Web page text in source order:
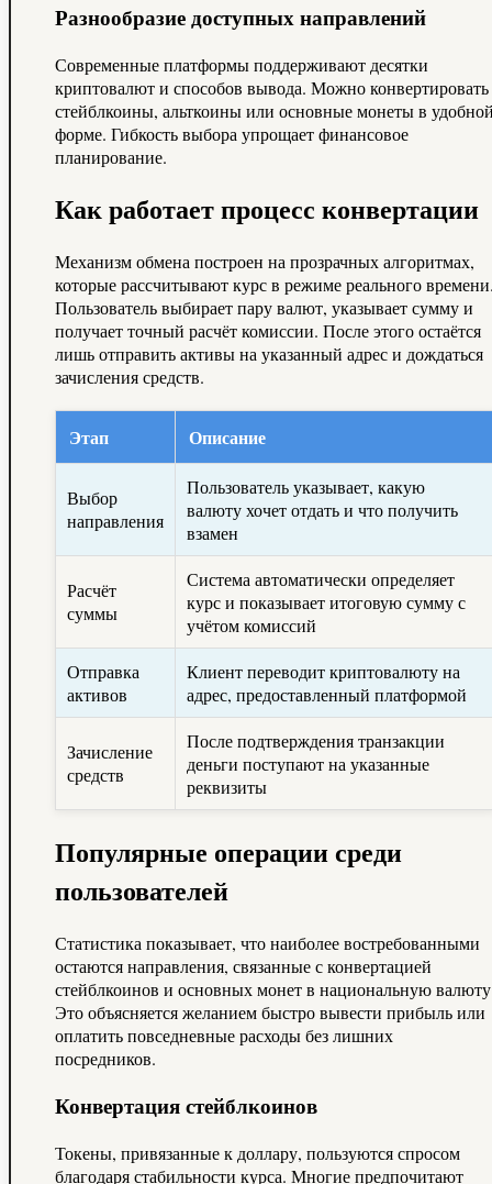
Разнообразие доступных направлений
Современные платформы поддерживают десятки
криптовалют и способов вывода. Можно конвертировать
стейблкоины, альткоины или основные монеты в
форме. Гибкость выбора упрощает финансовое
планирование.
Как работает процесс конвертации
Механизм обмена построен на прозрачных алгоритмах,
которые рассчитывают курс в режиме реального
Пользователь выбирает пару валют, указывает сумму и
получает точный расчёт комиссии. После этого остаётся
лишь отправить активы на указанный адрес и дождаться
зачисления средств.
Этап Описание
Выбор
направления
Пользователь указывает, какую
валюту хочет отдать и что получить
взамен
Расчёт
суммы
Система автоматически определяет
курс и показывает итоговую сумму с
учётом комиссий
Отправка
активов
Клиент переводит криптовалюту на
адрес, предоставленный платформой
Зачисление
средств
После подтверждения транзакции
деньги поступают на указанные
реквизиты
Популярные операции среди
пользователей
Статистика показывает, что наиболее востребованными
остаются направления, связанные с конвертацией
стейблкоинов и основных монет в национальную
Это объясняется желанием быстро вывести прибыль или
оплатить повседневные расходы без лишних
посредников.
Конвертация стейблкоинов
Токены, привязанные к доллару, пользуются спросом
благодаря стабильности курса. Многие предпочитают